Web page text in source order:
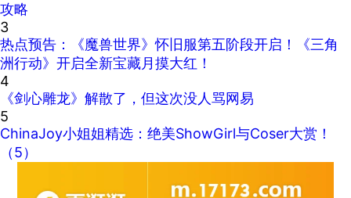
攻略
3
热点预告：《魔兽世界》怀旧服第五阶段开启！《三角
洲行动》开启全新宝藏月摸大红！
4
《剑心雕龙》解散了，但这次没人骂网易
5
ChinaJoy小姐姐精选：绝美ShowGirl与Coser大赏！
（5）